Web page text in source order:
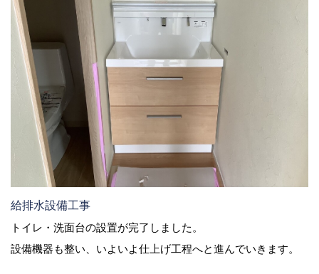
給排水設備工事
トイレ・洗面台の設置が完了しました。
設備機器も整い、いよいよ仕上げ工程へと進んでいきます。